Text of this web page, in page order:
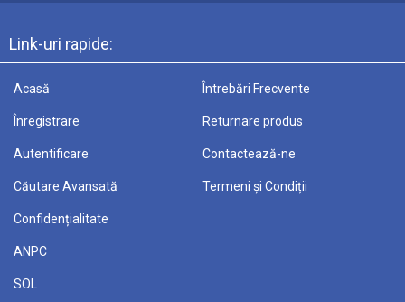
Link-uri rapide:
Acasă
Înregistrare
Autentificare
Căutare Avansată
Întrebări Frecvente
Returnare produs
Contactează-ne
Termeni și Condiții
Confidențialitate
ANPC
SOL